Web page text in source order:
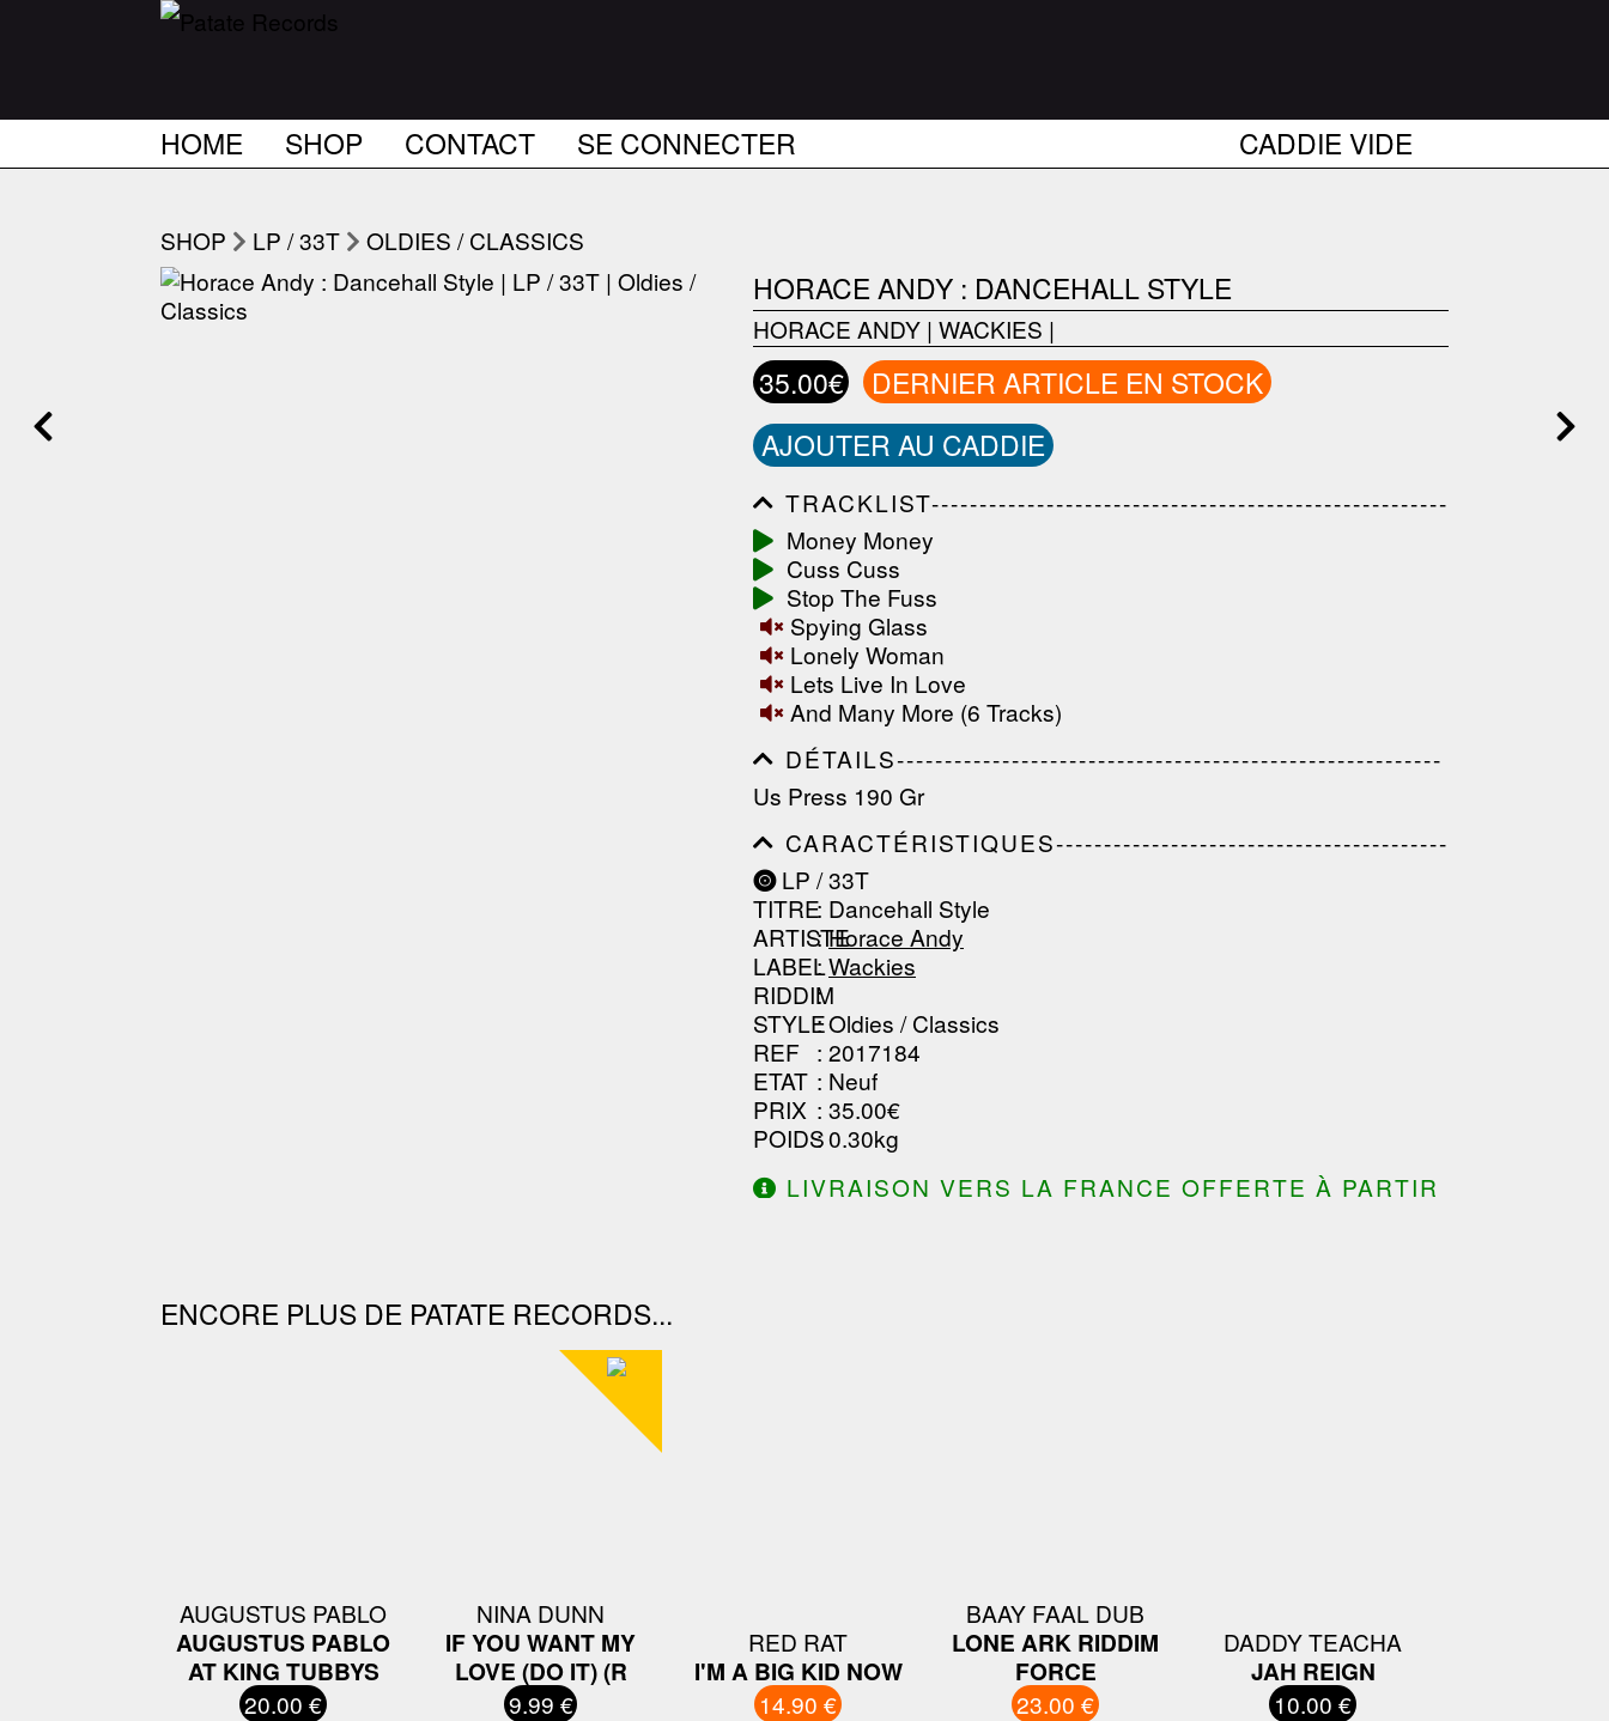
HOME SHOP CONTACT SE CONNECTER CADDIE VIDE
SHOP LP / 33T OLDIES / CLASSICS
HORACE ANDY : DANCEHALL STYLE
HORACE ANDY | WACKIES |
35.00€
DERNIER ARTICLE EN STOCK
AJOUTER AU CADDIE
TRACKLIST------------------------------------------------------
---------------------------------------------------------------------
---------------------------------------------------------------------
-----------------
Money Money
Cuss Cuss
Stop The Fuss
Spying Glass
Lonely Woman
Lets Live In Love
And Many More (6 Tracks)
DÉTAILS---------------------------------------------------------
---------------------------------------------------------------------
---------------------------------------------------------------------
--------------
Us Press 190 Gr
CARACTÉRISTIQUES-----------------------------------------
---------------------------------------------------------------------
---------------------------------------------------------------------
------------------------------
LP / 33T
TITRE: Dancehall Style
ARTISTE
:Horace Andy
LABEL
:Wackies
RIDDIM
:
STYLE: Oldies / Classics
REF : 2017184
ETAT : Neuf
PRIX : 35.00€
POIDS: 0.30kg
LIVRAISON VERS LA FRANCE OFFERTE À PARTIR
ENCORE PLUS DE PATATE RECORDS...
AUGUSTUS PABLO
AUGUSTUS PABLO
AT KING TUBBYS
20.00 €
NINA DUNN
IF YOU WANT MY
LOVE (DO IT) (R
9.99 €
RED RAT
I'M A BIG KID NOW
14.90 €
BAAY FAAL DUB
LONE ARK RIDDIM
FORCE
23.00 €
DADDY TEACHA
JAH REIGN
10.00 €